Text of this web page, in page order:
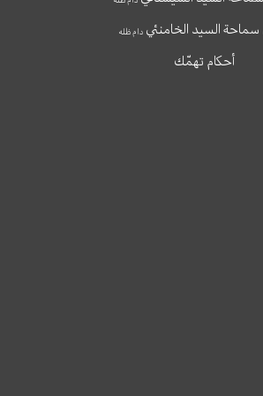
سماحة السيد الخامنئيدام ظله
أحكام تهمّك